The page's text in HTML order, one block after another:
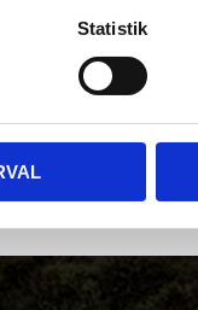
Statistik
Hämta på